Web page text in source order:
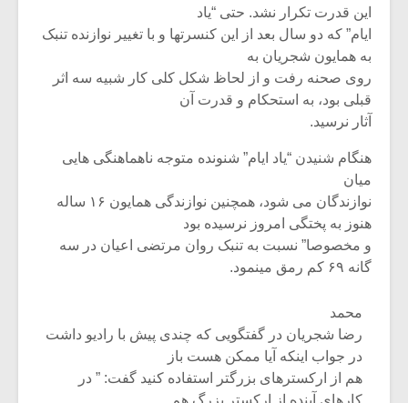
این قدرت تکرار نشد. حتی “یاد
ایام” که دو سال بعد از این کنسرتها و با تغییر نوازنده تنبک
به همایون شجریان به
روی صحنه رفت و از لحاظ شکل کلی کار شبیه سه اثر
قبلی بود، به استحکام و قدرت آن
آثار نرسید.
هنگام شنیدن “یاد ایام” شنونده متوجه ناهماهنگی هایی
میان
نوازندگان می شود، همچنین نوازندگی همایون ۱۶ ساله
هنوز به پختگی امروز نرسیده بود
و مخصوصا” نسبت به تنبک روان مرتضی اعیان در سه
گانه ۶۹ کم رمق مینمود.
محمد
رضا شجریان در گفتگویی که چندی پیش با رادیو داشت
در جواب اینکه آیا ممکن هست باز
هم از ارکسترهای بزرگتر استفاده کنید گفت: ” در
کارهای آینده از ارکستر بزرگ هم
میکلوش روژا
متن فیلم «متری
اگر نمی توانی
مشهورترین باشی،
بدنام ترین باش